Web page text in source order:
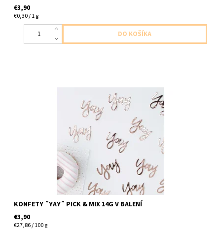
€3,90
€0,30 / 1 g
papierové konfety YAY ruzova zlate 14g v baleni
KONFETY ˝YAY˝ PICK & MIX 14G V BALENÍ
€3,90
€27,86 / 100 g